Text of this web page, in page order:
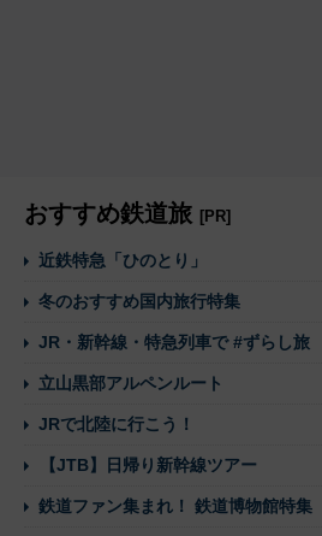
おすすめ鉄道旅 [PR]
近鉄特急「ひのとり」
冬のおすすめ国内旅行特集
JR・新幹線・特急列車で #ずらし旅
立山黒部アルペンルート
JRで北陸に行こう！
【JTB】日帰り新幹線ツアー
鉄道ファン集まれ！ 鉄道博物館特集